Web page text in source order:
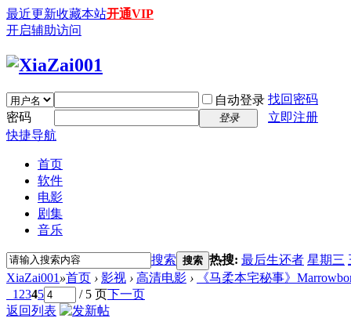
最近更新收藏本站开通VIP
开启辅助访问
自动登录 找回密码
密码
登录
立即注册
快捷导航
首页
软件
电影
剧集
音乐
搜索 搜索 热搜: 最后生还者 星期三
XiaZai001 »首页 › 影视 › 高清电影 ›
《马柔本宅秘事》
1 2345 / 5 页下一页
返回列表